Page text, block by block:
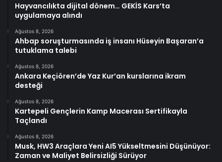
Hayvancılıkta dijital dönem… GEKİS Kars’ta
uygulamaya alındı
Ağustos 8, 2026
Ahbap soruşturmasında iş insanı Hüseyin Başaran’a
tutuklama talebi
Ağustos 8, 2026
Ankara Keçiören’de Yaz Kur’an kurslarına ikram
desteği
Ağustos 8, 2026
Kartepeli Gençlerin Kamp Macerası Sertifikayla
Taçlandı
Ağustos 8, 2026
Musk, HW3 Araçlara Yeni AI5 Yükseltmesini Düşünüyor:
Zaman ve Maliyet Belirsizliği Sürüyor